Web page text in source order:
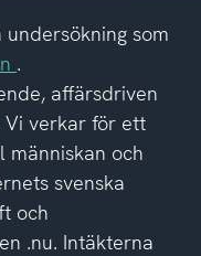
som
.
affärsdriven
Vi verkar för ett
och
svenska
och
.nu. Intäkterna